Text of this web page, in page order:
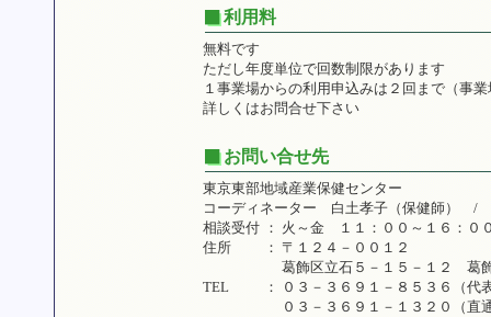
利用料
無料です
ただし年度単位で回数制限があります
１事業場からの利用申込みは２回まで（事
詳しくはお問合せ下さい
お問い合せ先
東京東部地域産業保健センター
コーディネーター 白土孝子（保健師）
相談受付 ： 火～金 １１：００～１６：０
住所
： 〒１２４－００１２
葛飾区立石５－１５－１２ 葛
TEL
：
０３－３６９１－８５３６（代
０３－３６９１－１３２０（直